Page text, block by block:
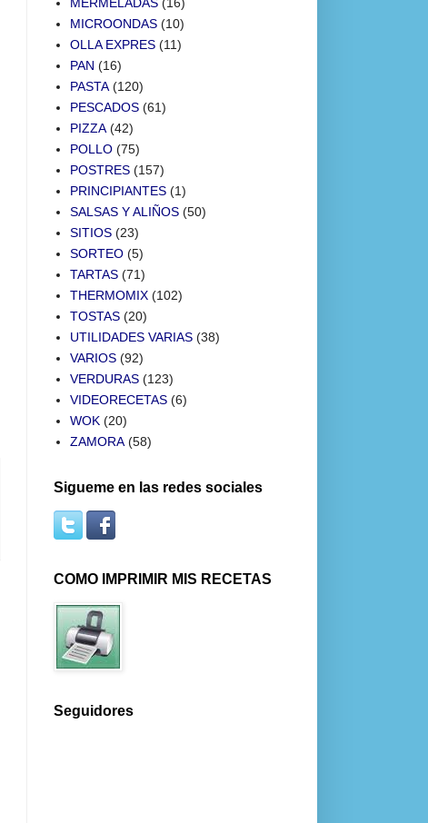
MERMELADAS (16)
MICROONDAS (10)
OLLA EXPRES (11)
PAN (16)
PASTA (120)
PESCADOS (61)
PIZZA (42)
POLLO (75)
POSTRES (157)
PRINCIPIANTES (1)
SALSAS Y ALIÑOS (50)
SITIOS (23)
SORTEO (5)
TARTAS (71)
THERMOMIX (102)
TOSTAS (20)
UTILIDADES VARIAS (38)
VARIOS (92)
VERDURAS (123)
VIDEORECETAS (6)
WOK (20)
ZAMORA (58)
Sigueme en las redes sociales
COMO IMPRIMIR MIS RECETAS
Seguidores